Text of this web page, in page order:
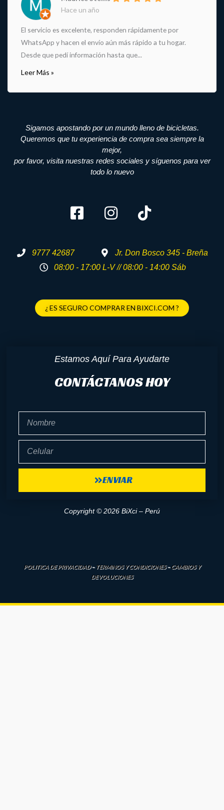
Hace un año
El servicio es excelente, responden rápidamente por
WhatsApp y hacen el envío aún más rápido a tu hogar.
Desde que pedí información hasta que...
Leer Más »
Sigamos apostando por un mundo lleno de bicicletas.
Queremos que tu experiencia de compra sea siempre la
mejor,
por favor, visita nuestras redes sociales y síguenos para ver
todo lo nuevo
9777 42687
Jr. Don Bosco 345 - Breña
08:00 - 17:00 L-V // 08:00 - 14:00 Sáb
¿ ES SEGURO COMPRAR EN BIXCI.COM ?
Estamos Aquí Para Ayudarte
CONTÁCTANOS HOY
ENVIAR
Copyright © 2026 BiXci – Perú
POLITICA DE PRIVACIDAD–TERMINOS Y CONDICIONES–CAMBIOS Y
DEVOLUCIONES